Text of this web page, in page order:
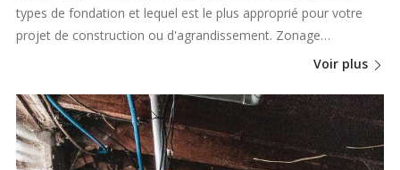
types de fondation et lequel est le plus approprié pour votre
projet de construction ou d'agrandissement. Zonage…
Voir plus